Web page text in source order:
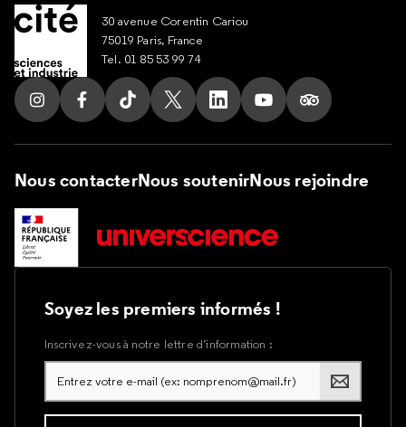
30 avenue Corentin Cariou
75019 Paris, France
Tel. 01 85 53 99 74
Suivez nous sur Instagram
Suivez nous sur Facebook
Suivez nous sur Tik Tok
Suivez nous sur X
Suivez nous sur LinkedIn
Suivez nous sur
Suivez nous
Nous contacterNous soutenirNous rejoindre
Soyez les premiers informés !
Inscrivez-vous à notre lettre d’information :